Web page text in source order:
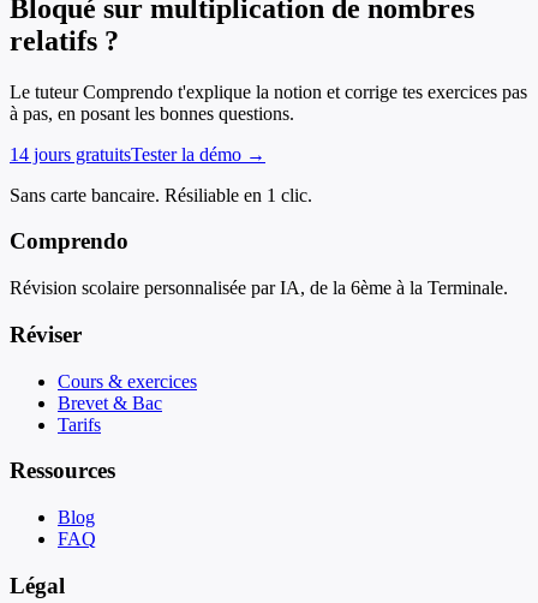
Bloqué sur multiplication de nombres
relatifs ?
Le tuteur Comprendo t'explique la notion et corrige tes exercices pas
à pas, en posant les bonnes questions.
14 jours gratuitsTester la démo →
Sans carte bancaire. Résiliable en 1 clic.
Comprendo
Révision scolaire personnalisée par IA, de la 6ème à la Terminale.
Réviser
Cours & exercices
Brevet & Bac
Tarifs
Ressources
Blog
FAQ
Légal